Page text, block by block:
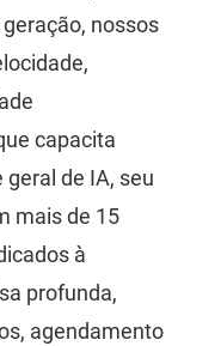
nossos
capacita
de IA, seu
mais de 15
à
profunda,
agendamento